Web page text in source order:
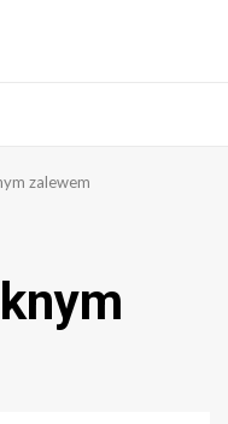
zalewem